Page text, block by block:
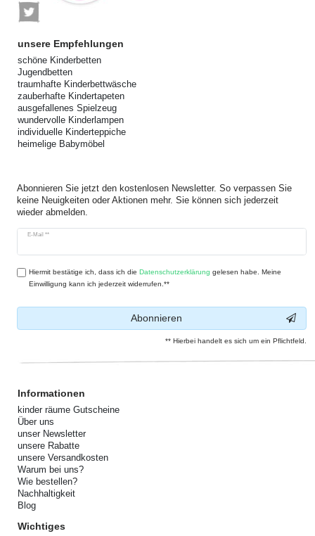
unsere Empfehlungen
schöne Kinderbetten
Jugendbetten
traumhafte Kinderbettwäsche
zauberhafte Kindertapeten
ausgefallenes Spielzeug
wundervolle Kinderlampen
individuelle Kinderteppiche
heimelige Babymöbel
Abonnieren Sie jetzt den kostenlosen Newsletter. So verpassen Sie
keine Neuigkeiten oder Aktionen mehr. Sie können sich jederzeit
wieder abmelden.
E-Mail **
Newsletter
Hiermit bestätige ich, dass ich dieDaten­schutz­erklärung gelesen habe. Meine
Einwilligung kann ich jederzeit widerrufen.**
Abonnieren
** Hierbei handelt es sich um ein Pflichtfeld.
Informationen
kinder räume Gutscheine
Über uns
unser Newsletter
unsere Rabatte
unsere Versandkosten
Warum bei uns?
Wie bestellen?
Nachhaltigkeit
Blog
Wichtiges